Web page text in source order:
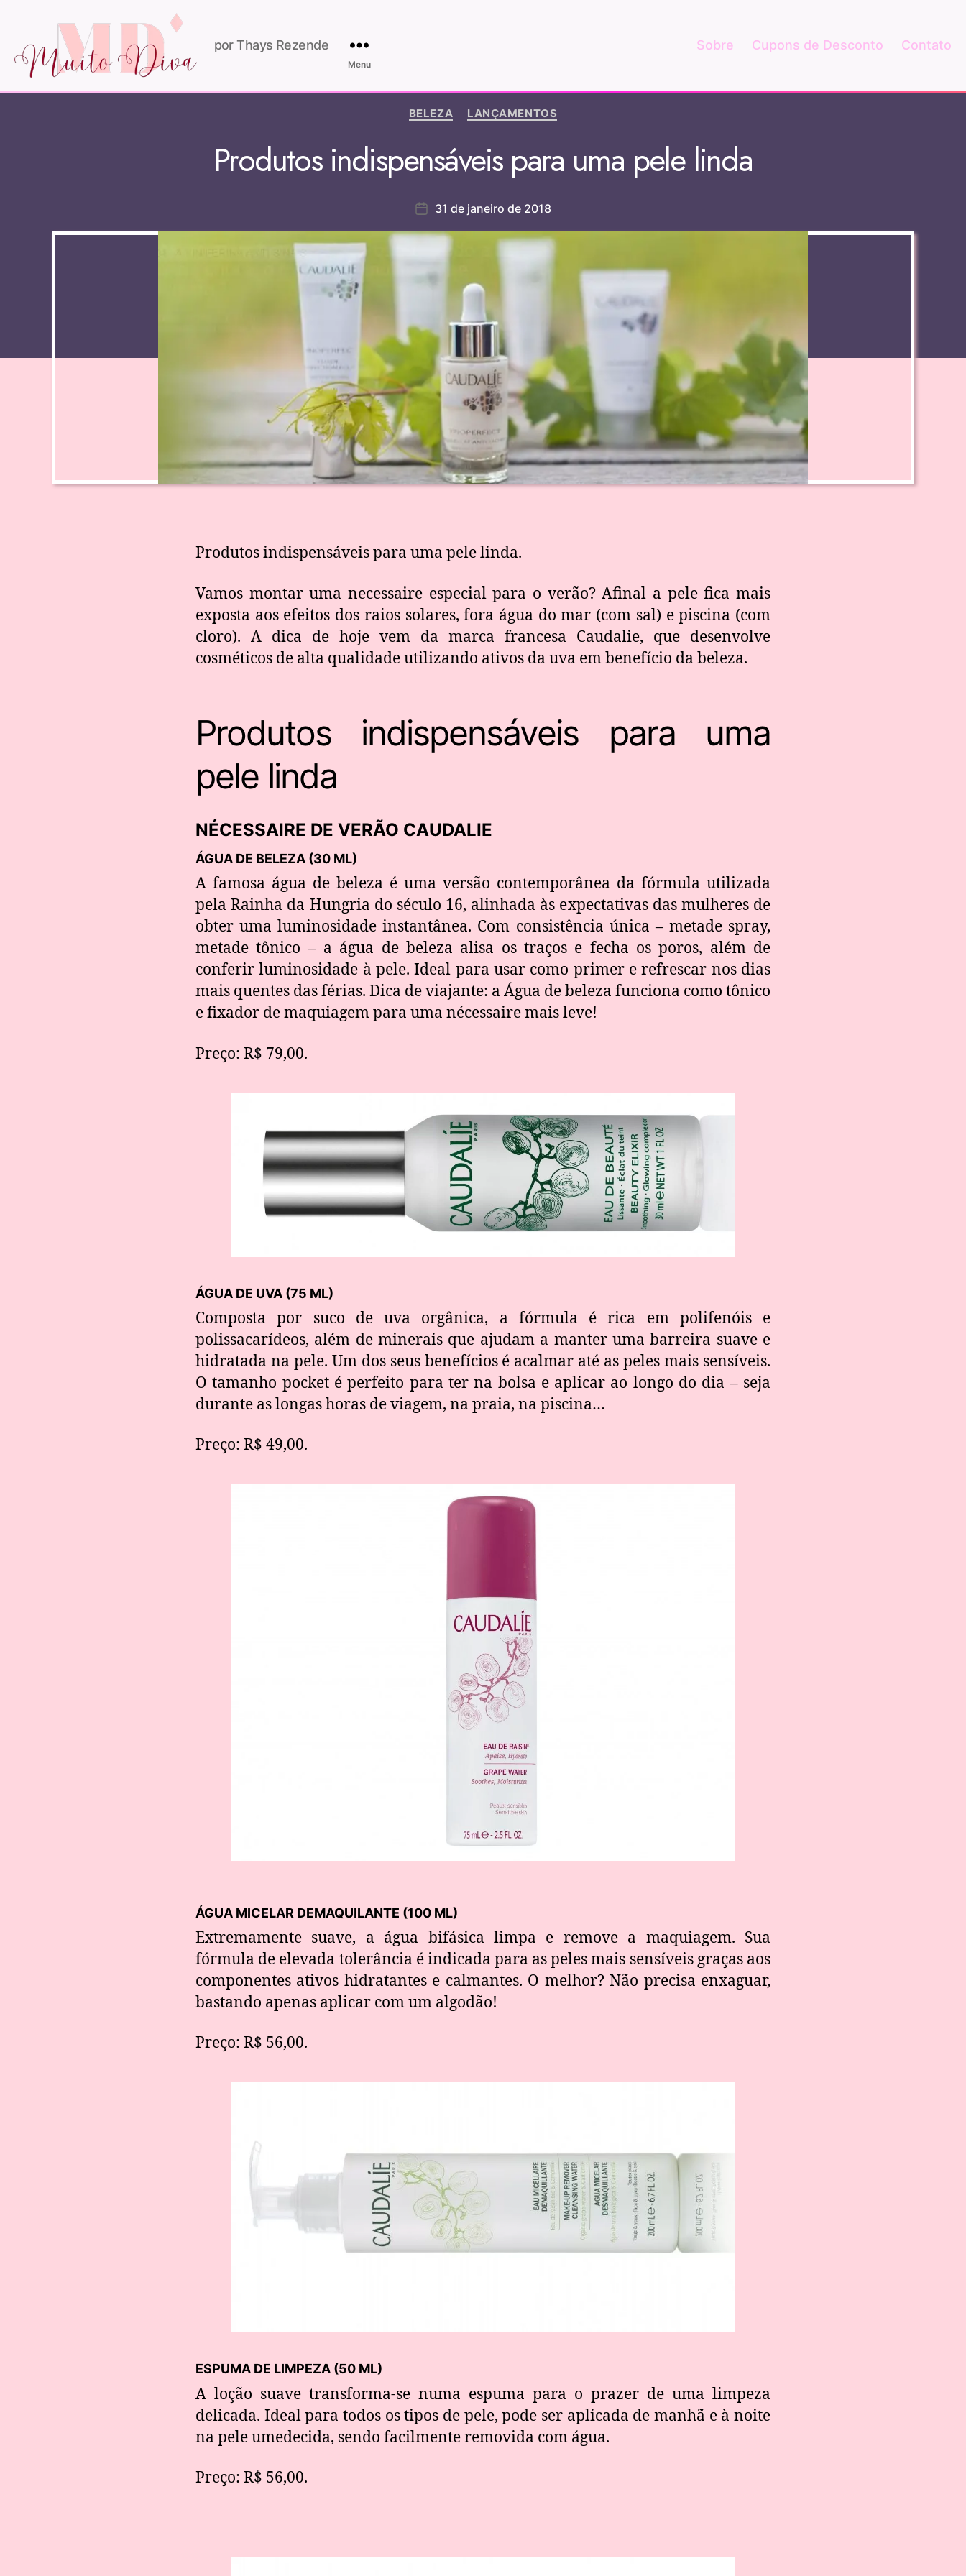
por Thays Rezende
Menu
Sobre Cupons de Desconto Contato
BELEZA LANÇAMENTOS
Produtos indispensáveis para uma pele linda
31 de janeiro de 2018
Produtos indispensáveis para uma pele linda.
Vamos montar uma necessaire especial para o verão? Afinal a pele fica mais
exposta aos efeitos dos raios solares, fora água do mar (com sal) e piscina (com
cloro). A dica de hoje vem da marca francesa Caudalie, que desenvolve
cosméticos de alta qualidade utilizando ativos da uva em benefício da beleza.
Produtos indispensáveis para uma
pele linda
NÉCESSAIRE DE VERÃO CAUDALIE
ÁGUA DE BELEZA (30 ML)
A famosa água de beleza é uma versão contemporânea da fórmula utilizada
pela Rainha da Hungria do século 16, alinhada às expectativas das mulheres de
obter uma luminosidade instantânea. Com consistência única – metade spray,
metade tônico – a água de beleza alisa os traços e fecha os poros, além de
conferir luminosidade à pele. Ideal para usar como primer e refrescar nos dias
mais quentes das férias. Dica de viajante: a Água de beleza funciona como tônico
e fixador de maquiagem para uma nécessaire mais leve!
Preço: R$ 79,00.
ÁGUA DE UVA (75 ML)
Composta por suco de uva orgânica, a fórmula é rica em polifenóis e
polissacarídeos, além de minerais que ajudam a manter uma barreira suave e
hidratada na pele. Um dos seus benefícios é acalmar até as peles mais sensíveis.
O tamanho pocket é perfeito para ter na bolsa e aplicar ao longo do dia – seja
durante as longas horas de viagem, na praia, na piscina…
Preço: R$ 49,00.
ÁGUA MICELAR DEMAQUILANTE (100 ML)
Extremamente suave, a água bifásica limpa e remove a maquiagem. Sua
fórmula de elevada tolerância é indicada para as peles mais sensíveis graças aos
componentes ativos hidratantes e calmantes. O melhor? Não precisa enxaguar,
bastando apenas aplicar com um algodão!
Preço: R$ 56,00.
ESPUMA DE LIMPEZA (50 ML)
A loção suave transforma-se numa espuma para o prazer de uma limpeza
delicada. Ideal para todos os tipos de pele, pode ser aplicada de manhã e à noite
na pele umedecida, sendo facilmente removida com água.
Preço: R$ 56,00.